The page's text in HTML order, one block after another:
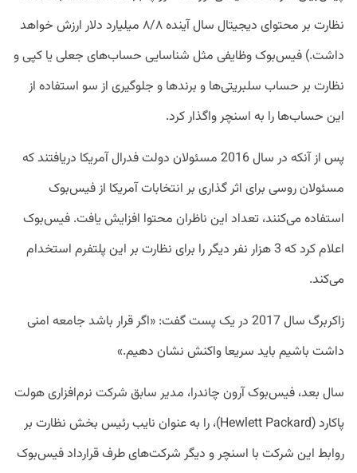
نظارت بر محتوای دیجیتال سال آینده ۸/۸ میلیارد دلار ارزش خواهد
داشت.) فیس‌بوک وظایفی مثل شناسایی حساب‌های جعلی یا کپی و
نظارت بر حساب سلبریتی‌ها و برند‌ها و جلوگیری از سو استفاده از
این حساب‌ها را به اسنچر واگذار کرد.
پس از آنکه در سال 2016 مسئولان دولت فدرال آمریکا دریافتند که
مسئولان روسی برای اثر گذاری بر انتخابات آمریکا از فیس‌بوک
استفاده می‌کنند، تعداد این ناظران محتوا افزایش یافت. فیس‌بوک
اعلام کرد که 3 هزار نفر دیگر را برای نظارت بر این پلتفرم استخدام
می‌کند.
زاکربرگ سال 2017 در یک پست گفت: «اگر قرار باشد جامعه امنی
داشت باشیم باید سریعا واکنش نشان دهیم.»
سال بعد، فیس‌بوک آرون چاندرا، مدیر سابق شرکت نرم‌افزاری هولت
پاکارد (Hewlett Packard)، را به عنوان نایب رئیس بخش نظارت بر
روابط این شرکت با اسنچر و دیگر شرکت‌های طرف قرارداد فیس‌بوک